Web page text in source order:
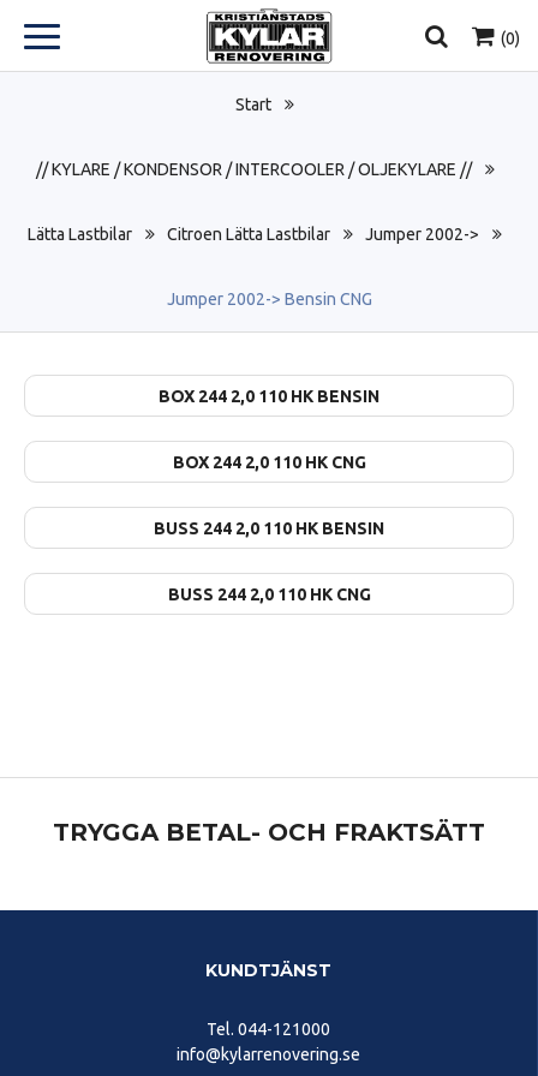
(0)
Start
// KYLARE / KONDENSOR / INTERCOOLER / OLJEKYLARE //
Lätta Lastbilar Citroen Lätta Lastbilar Jumper 2002->
Jumper 2002-> Bensin CNG
BOX 244 2,0 110 HK BENSIN
BOX 244 2,0 110 HK CNG
BUSS 244 2,0 110 HK BENSIN
BUSS 244 2,0 110 HK CNG
TRYGGA BETAL- OCH FRAKTSÄTT
KUNDTJÄNST
Tel. 044-121000
info@kylarrenovering.se